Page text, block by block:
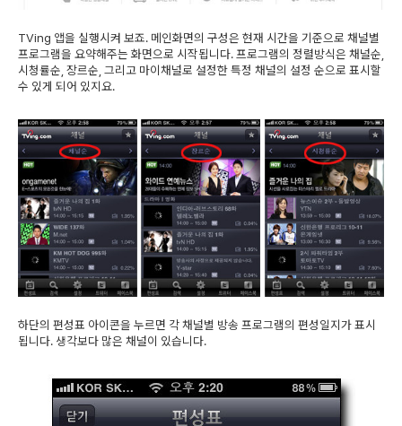
TVing 앱을 실행시켜 보죠. 메인화면의 구성은 현재 시간을 기준으로 채널별
프로그램을 요약해주는 화면으로 시작됩니다. 프로그램의 정렬방식은 채널순,
시청률순, 장르순, 그리고 마이채널로 설정한 특정 채널의 설정 순으로 표시할
수 있게 되어 있지요.
하단의 편성표 아이콘을 누르면 각 채널별 방송 프로그램의 편성일지가 표시
됩니다. 생각보다 많은 채널이 있습니다.